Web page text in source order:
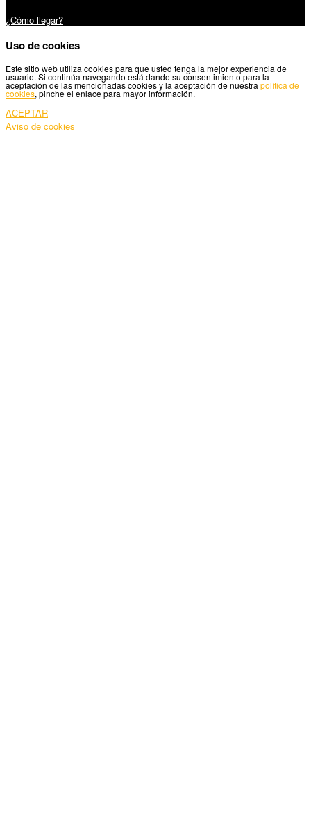
¿Cómo llegar?
Uso de cookies
Este sitio web utiliza cookies para que usted tenga la mejor experiencia de
usuario. Si continúa navegando está dando su consentimiento para la
aceptación de las mencionadas cookies y la aceptación de nuestra política de
cookies, pinche el enlace para mayor información.
ACEPTAR
Aviso de cookies